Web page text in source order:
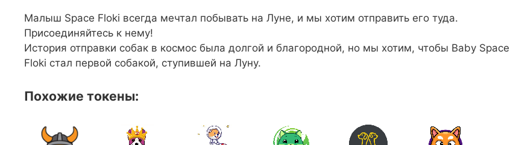
Малыш Space Floki всегда мечтал побывать на Луне, и мы хотим отправить его туда.
Присоединяйтесь к нему!
История отправки собак в космос была долгой и благородной, но мы хотим, чтобы Baby Space
Floki стал первой собакой, ступившей на Луну.
Похожие токены: